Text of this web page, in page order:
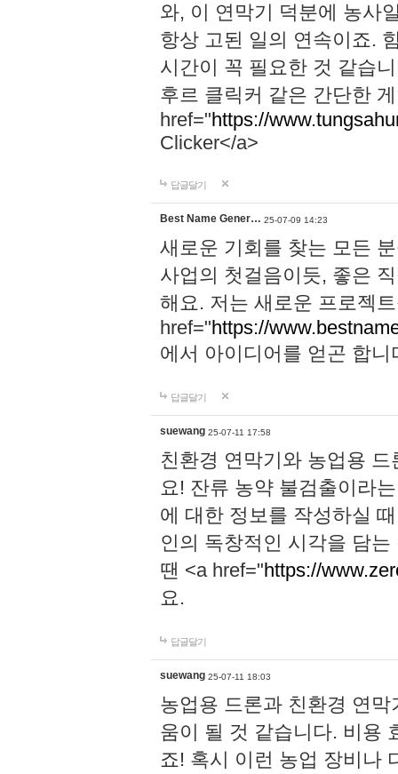
와, 이 연막기 덕분에 농사
항상 고된 일의 연속이죠.
시간이 꼭 필요한 것 같습
후르 클릭커 같은 간단한
href="https://
Clicker</a>
답글달기
Best Name Gener… 25-07-09 14:23
새로운 기회를 찾는 모든
사업의 첫걸음이듯, 좋은
해요. 저는 새로운 프로젝
href="https://
에서 아이디어를 얻곤 합
답글달기
suewang 25-07-11 17:58
친환경 연막기와 농업용
요! 잔류 농약 불검출이라
에 대한 정보를 작성하실
인의 독창적인 시각을 담
땐 <a href="https://
요.
답글달기
suewang 25-07-11 18:03
농업용 드론과 친환경 연
움이 될 것 같습니다. 비용
죠! 혹시 이런 농업 장비나